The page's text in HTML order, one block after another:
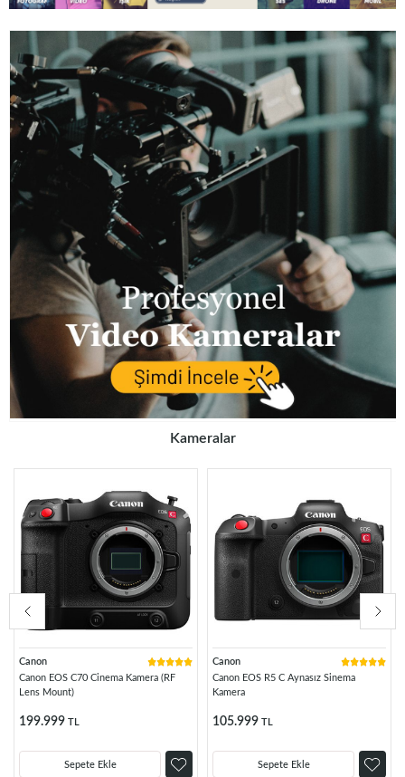
Kameralar
Canon
Canon EOS C70 Cinema Kamera (RF
Lens Mount)
199.999 TL
Sepete Ekle
Canon
Canon EOS R5 C Aynasız Sinema
Kamera
105.999 TL
Sepete Ekle